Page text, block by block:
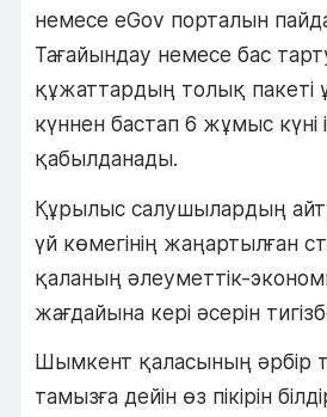
немесе eGov порталын
Тағайындау немесе бас
құжаттардың толық пакеті
күннен бастап 6 жұмыс күні
қабылданады.
Құрылыс салушылардың
үй көмегінің жаңартылған
қаланың әлеуметтік-
жағдайына кері әсерін
Шымкент қаласының әрбір
тамызға дейін өз пікірін